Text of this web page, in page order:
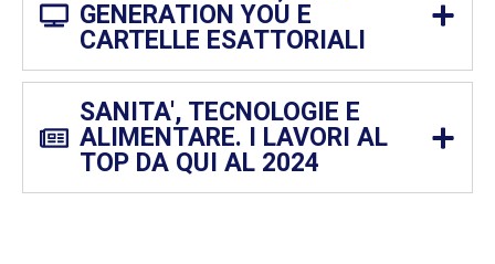
GENERATION YOU E
CARTELLE ESATTORIALI
SANITA', TECNOLOGIE E
ALIMENTARE. I LAVORI AL
TOP DA QUI AL 2024